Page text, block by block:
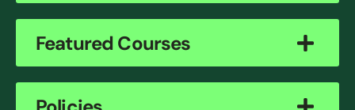
Featured Courses